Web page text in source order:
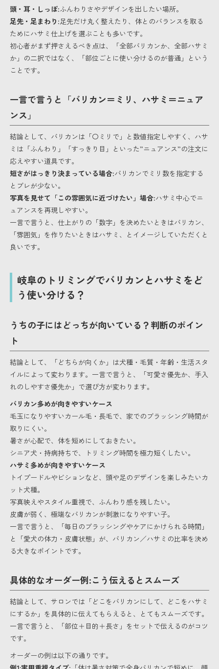
頭・耳・しっぽ:ふんわりさやデザインを出したい場所。
足先・足まわり :足先だけ丸く整えたり、体とのバランスを取る
ためにハサミ仕上げを選ぶことも多いです。
初心者がまず押さえるべき点は、「全部バリカンか、全部ハサミ
か」の二択ではなく、「部位ごとに使い分けるのが普通」という
ことです。
一言で言うと「バリカン＝ミリ、ハサミ＝ニュア
ンス」
結論として、バリカンは「〇ミリで」と数値指定しやすく、ハサ
ミは「ふんわり」「すっきり目」といった”ニュアンス”の注文に
応えやすい道具です。
短さがはっきり決まっている場合:バリカンでミリ数を指定する
とブレが少ない。
写真を見せて「この雰囲気に近づけたい」場合:ハサミ中心でニ
ュアンスを再現しやすい。
一言で言うと、仕上がりの「数字」を決めたいときはバリカン、
「雰囲気」を作りたいときはハサミ、とイメージしていただくと
良いです。
岐阜のトリミングでバリカンとハサミをど
う使い分ける？
うちの子にはどっちが向いている？判断のポイン
ト
結論として、「どちらが向くか」は犬種・毛質・年齢・生活スタ
イルによって変わります。一言で言うと、「可愛さ優先か、手入
れのしやすさ優先か」で選び方が変わります。
バリカン多めが向きやすいケース
毛玉になりやすいカール毛・長毛で、家でのブラッシング時間が
取りにくい。
暑さが心配で、体を短めにしておきたい。
シニア犬・持病持ちで、トリミング時間を極力短くしたい。
ハサミ多めが向きやすいケース
トイプードルやビションなど、頭や足のデザインを楽しみたいカ
ット犬種。
写真映えやスタイル重視で、ふんわり感を残したい。
皮膚が弱く、極端なバリカンが刺激になりやすい子。
一言で言うと、「毎日のブラッシングやケアにかけられる時間」
と「愛犬の体力・皮膚状態」が、バリカン／ハサミの比率を決め
る大きなポイントです。
具体的なオーダー例:こう伝えるとスムーズ
結論として、サロンでは「どこをバリカンにして、どこをハサミ
にするか」を具体的に伝えてもらえると、とてもスムーズです。
一言で言うと、「部位＋目的＋長さ」をセットで伝えるのがコツ
です。
オーダーの例は以下の通りです。